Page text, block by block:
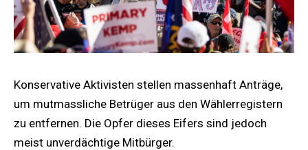
Konservative Aktivisten stellen massenhaft Anträge,
um mutmassliche Betrüger aus den Wählerregistern
zu entfernen. Die Opfer dieses Eifers sind jedoch
meist unverdächtige Mitbürger.